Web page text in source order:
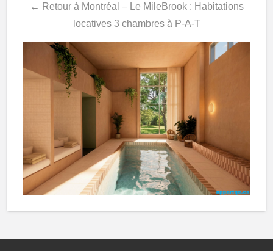
← Retour à Montréal – Le MileBrook : Habitations
locatives 3 chambres à P-A-T